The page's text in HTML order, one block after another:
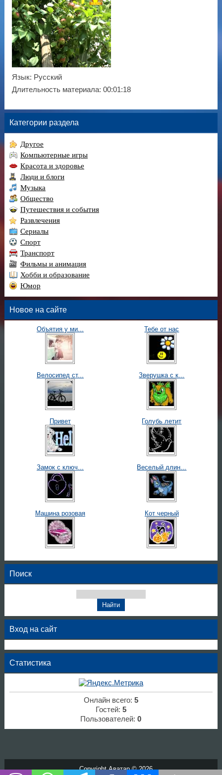
Язык: Русский
Длительность материала: 00:01:18
Категории раздела
Другое
Компьютерные игры
Красота и здоровье
Люди и блоги
Музыка
Общество
Путешествия и события
Развлечения
Сериалы
Спорт
Транспорт
Фильмы и анимация
Хобби и образование
Юмор
Новое на сайте
Объятия у ми... Тебе от нас
Велосипед ст... Зверушка с к...
Привет Голубь летит
Замок с ключ... Веселый длин...
Машина розовая Кот черный
Поиск
Вход на сайт
Статистика
Онлайн всего: 5
Гостей: 5
Пользователей:0
Copyright Аватар © 2026